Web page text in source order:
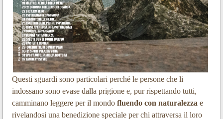
Questi sguardi sono particolari perché le persone che li
indossano sono evase dalla prigione e, pur rispettando tutti,
camminano leggere per il mondo fluendo con naturalezza e
rivelandosi una benedizione speciale per chi attraversa il loro